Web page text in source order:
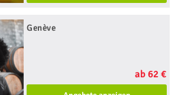
Genève
ab 62 €